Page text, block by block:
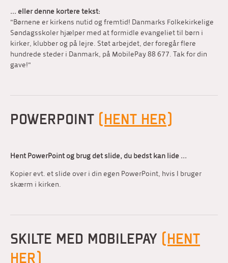
... eller denne kortere tekst:
"Børnene er kirkens nutid og fremtid! Danmarks Folkekirkelige
Søndagsskoler hjælper med at formidle evangeliet til børn i
kirker, klubber og på lejre. Støt arbejdet, der foregår flere
hundrede steder i Danmark, på MobilePay 88 677. Tak for din
gave!"
POWERPOINT (HENT HER)
Hent PowerPoint og brug det slide, du bedst kan lide ...
Kopier evt. et slide over i din egen PowerPoint, hvis I bruger
skærm i kirken.
SKILTE MED MOBILEPAY (HENT
HER)